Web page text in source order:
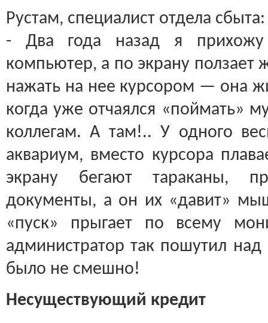
Рустам, специалист отдела сбыта:
- Два года назад я
компьютер, а по экрану
нажать на нее курсором — она
когда уже отчаялся «поймать»
коллегам. А там!.. У одного
аквариум, вместо курсора
экрану бегают тараканы,
документы, а он их «давит»
«пуск» прыгает по всему
администратор так пошутил
было не смешно!
Несуществующий кредит